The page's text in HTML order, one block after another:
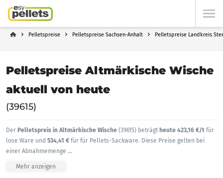
Pelletspreise Pelletspreise Sachsen-Anhalt Pelletspreise Landkreis
Pelletspreise Altmärkische Wische
aktuell von heute
(39615)
Der Pelletspreis in Altmärkische Wische (39615) beträgt heute 423,16 €/t für
lose Ware und 534,41 € für für Pellets-Sackware. Diese Preise gelten bei
einer Abnahmemenge ...
Mehr anzeigen